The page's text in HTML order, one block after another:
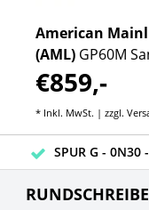
American
(AML) GP60M
€859,-
* Inkl. MwSt. | zzgl.
SPUR G - 0N30